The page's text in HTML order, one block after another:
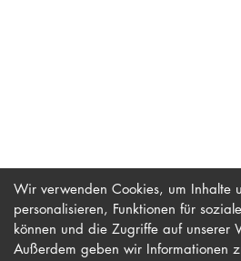
Wir verwenden Cookies, um Inhalte
personalisieren, Funktionen für
können und die Zugriffe auf unserer
Außerdem geben wir Informationen